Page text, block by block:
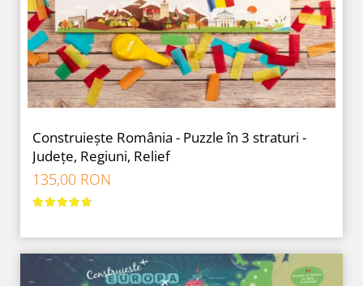
Construiește România - Puzzle în 3 straturi -
Județe, Regiuni, Relief
135,00 RON